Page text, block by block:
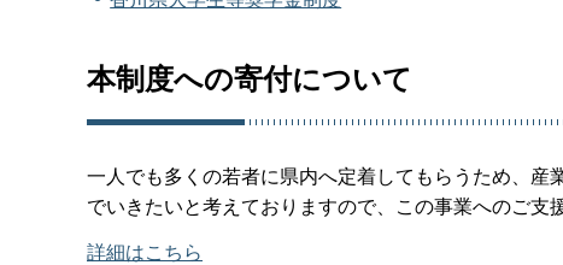
本制度への寄付について
一人でも多くの若者に県内へ定着してもらうため、
でいきたいと考えておりますので、この事業へのご支
詳細はこちら